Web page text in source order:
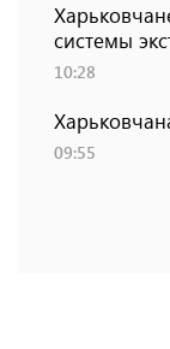
системы
10:28
09:55